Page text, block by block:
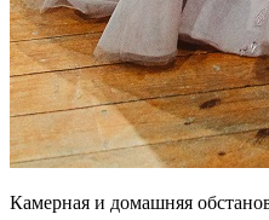
Камерная и домашняя